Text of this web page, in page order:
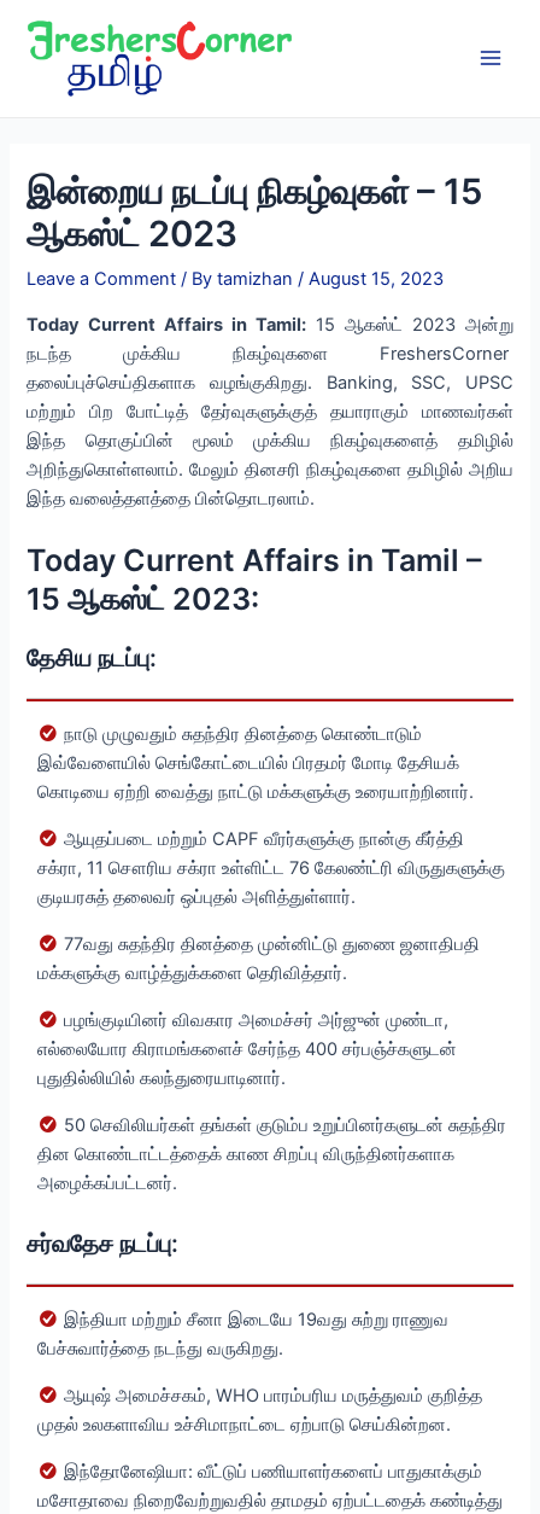
இன்றைய நடப்பு நிகழ்வுகள் – 15
ஆகஸ்ட் 2023
Leave a Comment / Bytamizhan/August 15, 2023
Today Current Affairs in Tamil: 15 ஆகஸ்ட் 2023 அன்று
நடந்த முக்கிய நிகழ்வுகளை FreshersCorner
தலைப்புச்செய்திகளாக வழங்குகிறது. Banking, SSC, UPSC
மற்றும் பிற போட்டித் தேர்வுகளுக்குத் தயாராகும் மாணவர்கள்
இந்த தொகுப்பின் மூலம் முக்கிய நிகழ்வுகளைத் தமிழில்
அறிந்துகொள்ளலாம். மேலும் தினசரி நிகழ்வுகளை தமிழில் அறிய
இந்த வலைத்தளத்தை பின்தொடரலாம்.
Today Current Affairs in Tamil –
15 ஆகஸ்ட் 2023:
தேசிய நடப்பு:
நாடு முழுவதும் சுதந்திர தினத்தை கொண்டாடும்
இவ்வேளையில் செங்கோட்டையில் பிரதமர் மோடி தேசியக்
கொடியை ஏற்றி வைத்து நாட்டு மக்களுக்கு உரையாற்றினார்.
ஆயுதப்படை மற்றும் CAPF வீரர்களுக்கு நான்கு கீர்த்தி
சக்ரா, 11 சௌரிய சக்ரா உள்ளிட்ட 76 கேலண்ட்ரி விருதுகளுக்கு
குடியரசுத் தலைவர் ஒப்புதல் அளித்துள்ளார்.
77வது சுதந்திர தினத்தை முன்னிட்டு துணை ஜனாதிபதி
மக்களுக்கு வாழ்த்துக்களை தெரிவித்தார்.
பழங்குடியினர் விவகார அமைச்சர் அர்ஜுன் முண்டா,
எல்லையோர கிராமங்களைச் சேர்ந்த 400 சர்பஞ்ச்களுடன்
புதுதில்லியில் கலந்துரையாடினார்.
50 செவிலியர்கள் தங்கள் குடும்ப உறுப்பினர்களுடன் சுதந்திர
தின கொண்டாட்டத்தைக் காண சிறப்பு விருந்தினர்களாக
அழைக்கப்பட்டனர்.
சர்வதேச நடப்பு:
இந்தியா மற்றும் சீனா இடையே 19வது சுற்று ராணுவ
பேச்சுவார்த்தை நடந்து வருகிறது.
ஆயுஷ் அமைச்சகம், WHO பாரம்பரிய மருத்துவம் குறித்த
முதல் உலகளாவிய உச்சிமாநாட்டை ஏற்பாடு செய்கின்றன.
இந்தோனேஷியா: வீட்டுப் பணியாளர்களைப் பாதுகாக்கும்
மசோதாவை நிறைவேற்றுவதில் தாமதம் ஏற்பட்டதைக் கண்டித்து